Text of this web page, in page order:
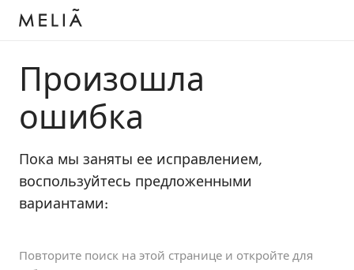
Произошла
ошибка
Пока мы заняты ее исправлением,
воспользуйтесь предложенными
вариантами:
Повторите поиск на этой странице и откройте для